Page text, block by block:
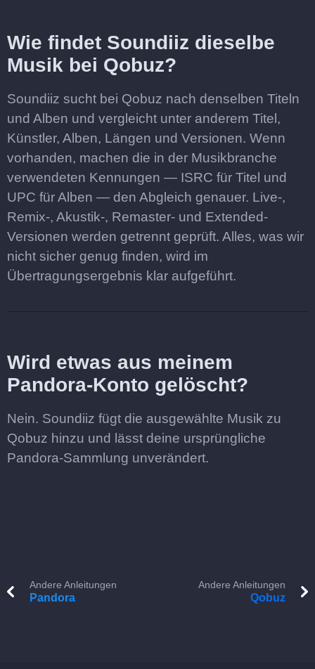
Wie findet Soundiiz dieselbe
Musik bei Qobuz?
Soundiiz sucht bei Qobuz nach denselben Titeln
und Alben und vergleicht unter anderem Titel,
Künstler, Alben, Längen und Versionen. Wenn
vorhanden, machen die in der Musikbranche
verwendeten Kennungen — ISRC für Titel und
UPC für Alben — den Abgleich genauer. Live-,
Remix-, Akustik-, Remaster- und Extended-
Versionen werden getrennt geprüft. Alles, was wir
nicht sicher genug finden, wird im
Übertragungsergebnis klar aufgeführt.
Wird etwas aus meinem
Pandora-Konto gelöscht?
Nein. Soundiiz fügt die ausgewählte Musik zu
Qobuz hinzu und lässt deine ursprüngliche
Pandora-Sammlung unverändert.
Andere Anleitungen
Pandora
Andere Anleitungen
Qobuz